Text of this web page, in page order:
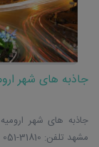
جاذبه های شهر
جاذبه های شهر
مشهد تلفن: 31810-051